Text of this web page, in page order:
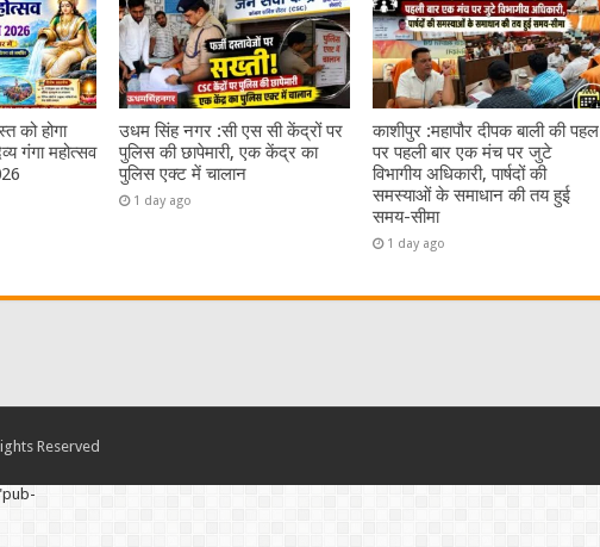
को होगा
गंगा महोत्सव
उधम सिंह नगर :सी एस सी केंद्रों पर
पुलिस की छापेमारी, एक केंद्र का
पुलिस एक्ट में चालान
1 day ago
काशीपुर :महापौर दीपक बाली की पहल
पर पहली बार एक मंच पर जुटे
विभागीय अधिकारी, पार्षदों की
समस्याओं के समाधान की तय हुई
समय-सीमा
1 day ago
Reserved